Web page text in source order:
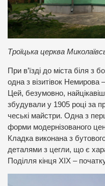
Троїцька церква
При в’їзді до міста біля з
одна з візитівок Немирова
Цей, безумовно,
збудували у 1905 році за
чеські майстри. Одна з
форми модернізованого
Кладка виконана з
деталями з цегли, що є
Поділля кінця ХІХ –